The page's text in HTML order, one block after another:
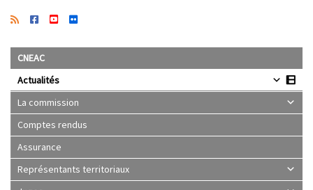
CNEAC
Actualités
La commission
Comptes rendus
Assurance
Représentants territoriaux